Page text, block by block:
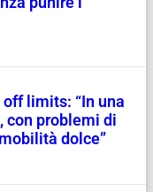
limits: “In una
con problemi di
dolce”